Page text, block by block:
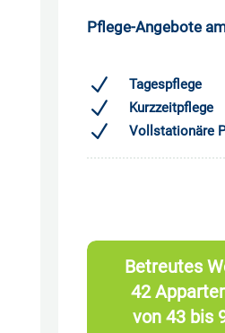
Pflege-Angebote
N Tagespflege
N Kurzzeitpflege
N Vollstationäre
Betreutes
42
von 43 bis